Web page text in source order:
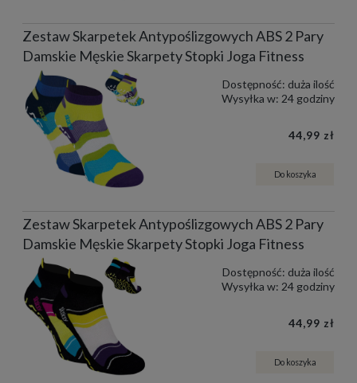
Zestaw Skarpetek Antypoślizgowych ABS 2 Pary
Damskie Męskie Skarpety Stopki Joga Fitness
Dostępność: duża ilość
Wysyłka w: 24 godziny
44,99 zł
Do koszyka
Zestaw Skarpetek Antypoślizgowych ABS 2 Pary
Damskie Męskie Skarpety Stopki Joga Fitness
Dostępność: duża ilość
Wysyłka w: 24 godziny
44,99 zł
Do koszyka